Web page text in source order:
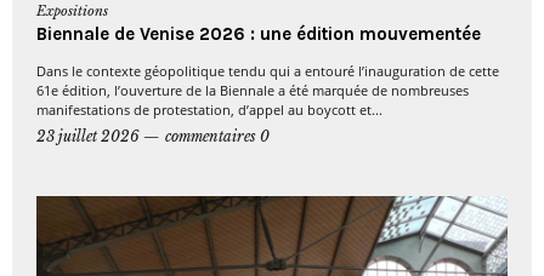
Expositions
Biennale de Venise 2026 : une édition mouvementée
Dans le contexte géopolitique tendu qui a entouré l’inauguration de cette
61e édition, l’ouverture de la Biennale a été marquée de nombreuses
manifestations de protestation, d’appel au boycott et...
23 juillet 2026
commentaires 0